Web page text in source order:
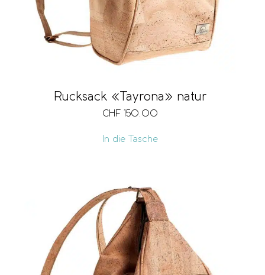
Rucksack «Tayrona» natur
CHF 150.00
In die Tasche